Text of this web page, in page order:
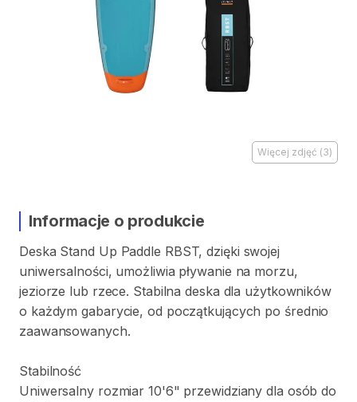
Więcej zdjęć (3)
Informacje o produkcie
Deska Stand Up Paddle RBST​,​ dzięki swojej
uniwersalności​,​ umożliwia pływanie na morzu​,​
jeziorze lub rzece. Stabilna deska dla użytkowników
o każdym gabarycie​,​ od początkujących po średnio
zaawansowanych.
Stabilność
Uniwersalny rozmiar 10'6" przewidziany dla osób do